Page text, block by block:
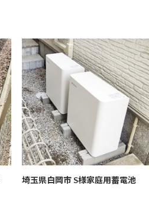
埼玉県白岡市 S様家庭用蓄電池